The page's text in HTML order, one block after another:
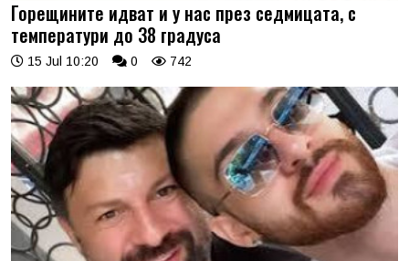
Горещините идват и у нас през седмицата, с
температури до 38 градуса
15 Jul 10:20 0 742